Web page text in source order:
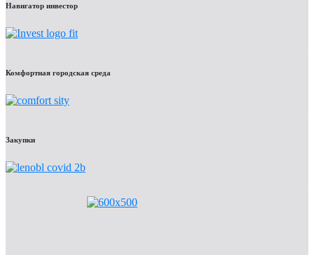
Навигатор инвестор
Комфортная городская среда
Закупки